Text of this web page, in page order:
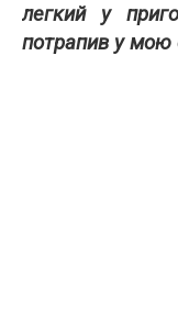
легкий у
потрапив у мою